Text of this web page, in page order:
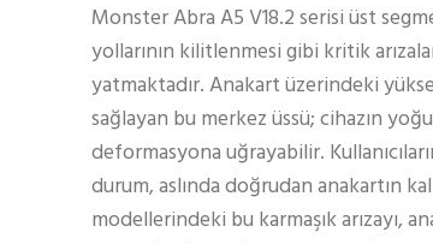
Monster Abra A5 V18.2 serisi üst
yollarının kilitlenmesi gibi kritik
yatmaktadır. Anakart üzerindeki
sağlayan bu merkez üssü; cihazın
deformasyona uğrayabilir.
durum, aslında doğrudan anakartın
modellerindeki bu karmaşık arızayı,